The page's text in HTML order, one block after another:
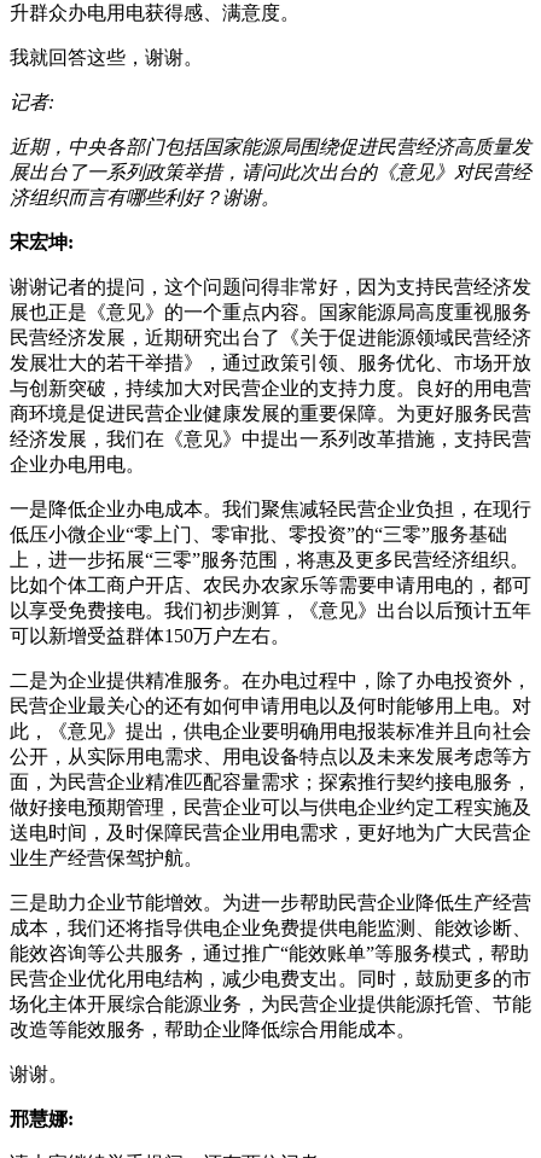
升群众办电用电获得感、满意度。
我就回答这些，谢谢。
记者:
近期，中央各部门包括国家能源局围绕促进民营经济高质量发
展出台了一系列政策举措，请问此次出台的《意见》对民营经
济组织而言有哪些利好？谢谢。
宋宏坤:
谢谢记者的提问，这个问题问得非常好，因为支持民营经济发
展也正是《意见》的一个重点内容。国家能源局高度重视服务
民营经济发展，近期研究出台了《关于促进能源领域民营经济
发展壮大的若干举措》，通过政策引领、服务优化、市场开放
与创新突破，持续加大对民营企业的支持力度。良好的用电营
商环境是促进民营企业健康发展的重要保障。为更好服务民营
经济发展，我们在《意见》中提出一系列改革措施，支持民营
企业办电用电。
一是降低企业办电成本。我们聚焦减轻民营企业负担，在现行
低压小微企业“零上门、零审批、零投资”的“三零”服务基础
上，进一步拓展“三零”服务范围，将惠及更多民营经济组织。
比如个体工商户开店、农民办农家乐等需要申请用电的，都可
以享受免费接电。我们初步测算，《意见》出台以后预计五年
可以新增受益群体150万户左右。
二是为企业提供精准服务。在办电过程中，除了办电投资外，
民营企业最关心的还有如何申请用电以及何时能够用上电。对
此，《意见》提出，供电企业要明确用电报装标准并且向社会
公开，从实际用电需求、用电设备特点以及未来发展考虑等方
面，为民营企业精准匹配容量需求；探索推行契约接电服务，
做好接电预期管理，民营企业可以与供电企业约定工程实施及
送电时间，及时保障民营企业用电需求，更好地为广大民营企
业生产经营保驾护航。
三是助力企业节能增效。为进一步帮助民营企业降低生产经营
成本，我们还将指导供电企业免费提供电能监测、能效诊断、
能效咨询等公共服务，通过推广“能效账单”等服务模式，帮助
民营企业优化用电结构，减少电费支出。同时，鼓励更多的市
场化主体开展综合能源业务，为民营企业提供能源托管、节能
改造等能效服务，帮助企业降低综合用能成本。
谢谢。
邢慧娜: